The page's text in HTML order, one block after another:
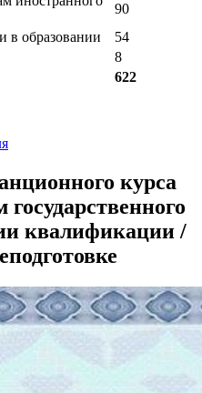
90
в образовании
54
8
622
курса
квалификации /